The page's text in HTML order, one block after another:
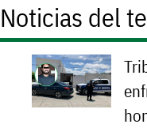
Noticias del